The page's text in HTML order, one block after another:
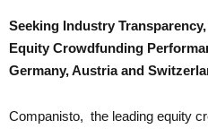
Seeking Industry
Equity Crowdfunding
Germany, Austria and
Companisto, the leading equity